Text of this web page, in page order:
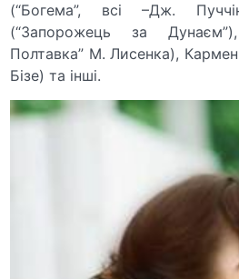
(“Богема”, всі –Дж.
(“Запорожець за
Полтавка” М. Лисенка),
Бізе) та інші.